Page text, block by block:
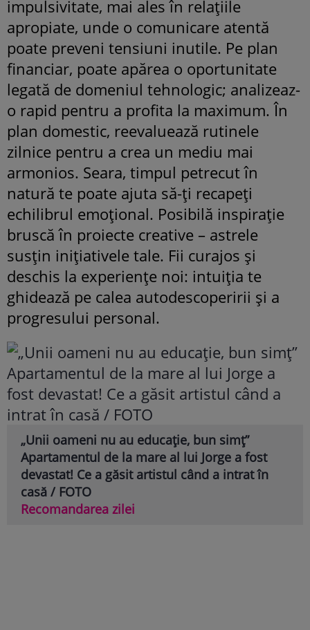
impulsivitate, mai ales în relațiile
apropiate, unde o comunicare atentă
poate preveni tensiuni inutile. Pe plan
financiar, poate apărea o oportunitate
legată de domeniul tehnologic; analizeaz-
o rapid pentru a profita la maximum. În
plan domestic, reevaluează rutinele
zilnice pentru a crea un mediu mai
armonios. Seara, timpul petrecut în
natură te poate ajuta să-ți recapeți
echilibrul emoțional. Posibilă inspirație
bruscă în proiecte creative – astrele
susțin inițiativele tale. Fii curajos și
deschis la experiențe noi: intuiția te
ghidează pe calea autodescoperirii și a
progresului personal.
„Unii oameni nu au educație, bun simț”
Apartamentul de la mare al lui Jorge a fost
devastat! Ce a găsit artistul când a intrat în
casă / FOTO
Recomandarea zilei